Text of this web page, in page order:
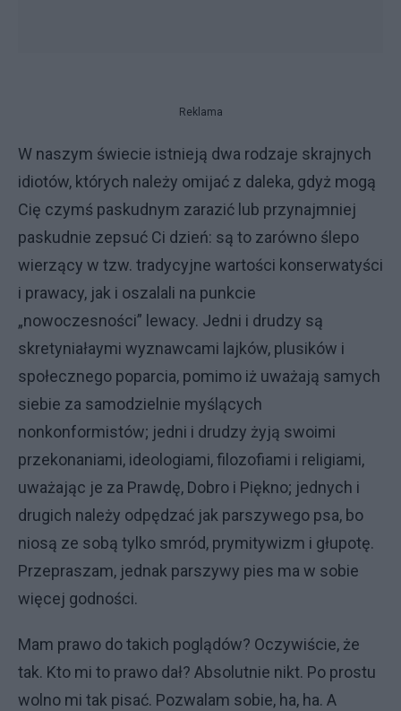
Reklama
W naszym świecie istnieją dwa rodzaje skrajnych
idiotów, których należy omijać z daleka, gdyż mogą
Cię czymś paskudnym zarazić lub przynajmniej
paskudnie zepsuć Ci dzień: są to zarówno ślepo
wierzący w tzw. tradycyjne wartości konserwatyści
i prawacy, jak i oszalali na punkcie
„nowoczesności” lewacy. Jedni i drudzy są
skretyniałaymi wyznawcami lajków, plusików i
społecznego poparcia, pomimo iż uważają samych
siebie za samodzielnie myślących
nonkonformistów; jedni i drudzy żyją swoimi
przekonaniami, ideologiami, filozofiami i religiami,
uważając je za Prawdę, Dobro i Piękno; jednych i
drugich należy odpędzać jak parszywego psa, bo
niosą ze sobą tylko smród, prymitywizm i głupotę.
Przepraszam, jednak parszywy pies ma w sobie
więcej godności.
Mam prawo do takich poglądów? Oczywiście, że
tak. Kto mi to prawo dał? Absolutnie nikt. Po prostu
wolno mi tak pisać. Pozwalam sobie, ha, ha. A